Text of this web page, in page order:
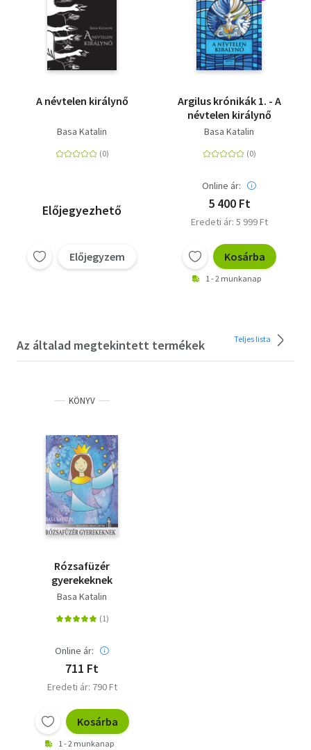
A névtelen királynő
Basa Katalin
Előjegyezhető
Előjegyzem
Argilus krónikák 1. - A
névtelen királynő
Basa Katalin
Online ár:
5 400 Ft
Eredeti ár: 5 999 Ft
Kosárba
1 - 2 munkanap
Az általad megtekintett termékek Teljes lista
KÖNYV
Rózsafüzér
gyerekeknek
Basa Katalin
Online ár:
711 Ft
Eredeti ár: 790 Ft
Kosárba
1 - 2 munkanap